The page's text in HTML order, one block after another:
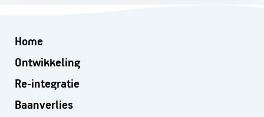
Home
Ontwikkeling
Re-integratie
Baanverlies